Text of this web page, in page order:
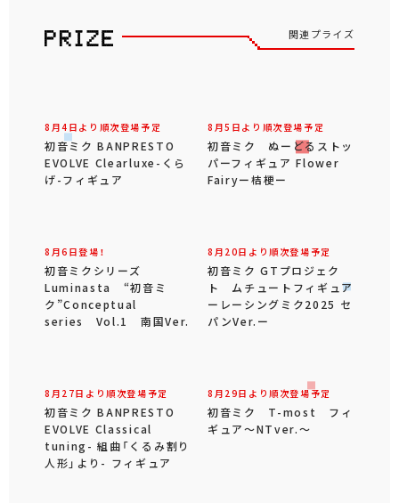
関連プライズ
8月4日より順次登場予定
初音ミク BANPRESTO
EVOLVE Clearluxe-くら
げ-フィギュア
8月5日より順次登場予定
初音ミク ぬーどるストッ
パーフィギュア Flower
Fairyー桔梗ー
8月6日登場！
初音ミクシリーズ
Luminasta “初音ミ
ク”Conceptual
series Vol.1 南国Ver.
8月20日より順次登場予定
初音ミク GTプロジェク
ト ムチュートフィギュア
ーレーシングミク2025 セ
パンVer.ー
8月27日より順次登場予定
初音ミク BANPRESTO
EVOLVE Classical
tuning- 組曲「くるみ割り
人形」より- フィギュア
8月29日より順次登場予定
初音ミク T-most フィ
ギュア～NTver.～